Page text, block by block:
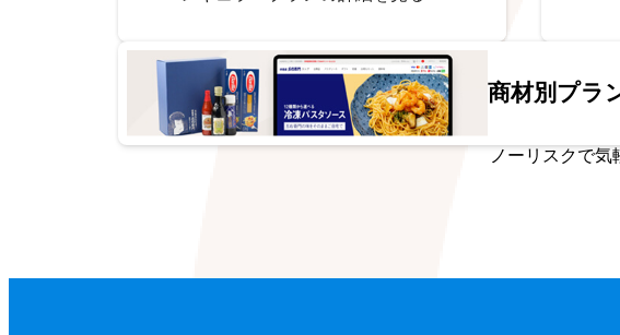
商材別プラ
ノーリスクで